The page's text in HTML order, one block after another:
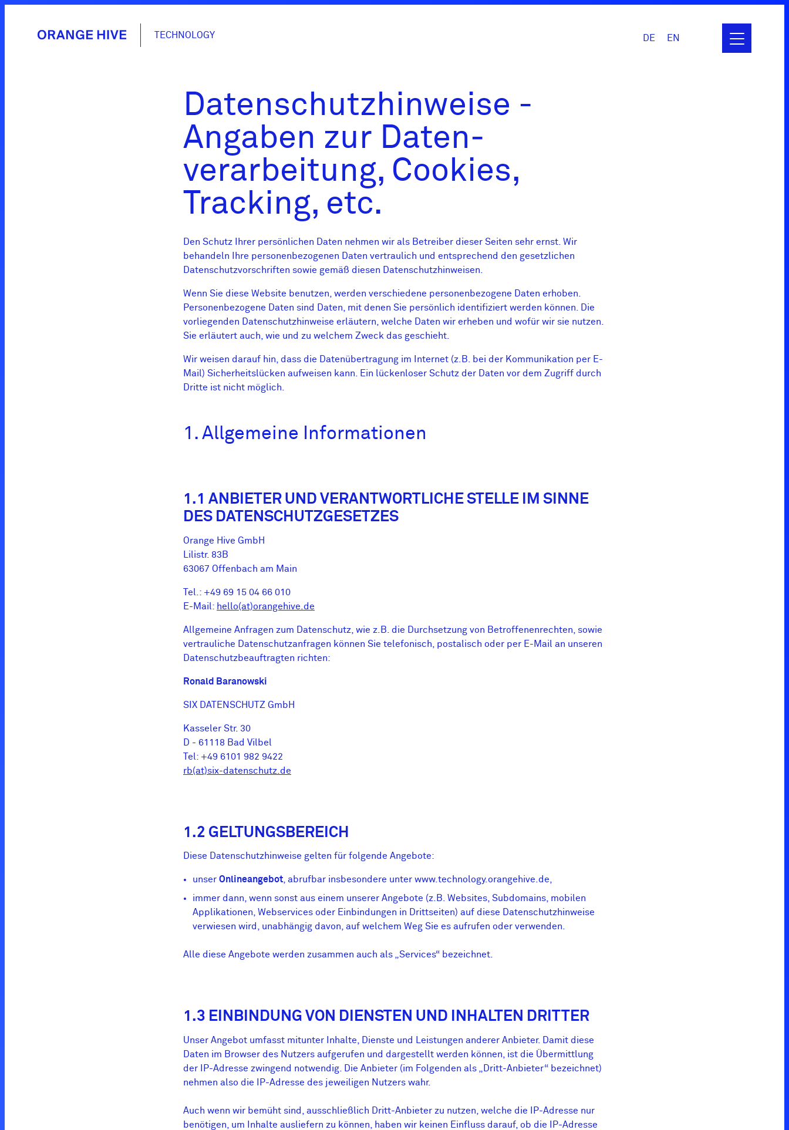
TECHNOLOGY DE EN
Hauptmenü
betätigen
Daten­schutz­hinweise -
Angaben zur Daten­
verarbeitung, Cookies,
Tracking, etc.
Den Schutz Ihrer persönlichen Daten nehmen wir als Betreiber dieser Seiten sehr ernst. Wir
behandeln Ihre personenbezogenen Daten vertraulich und entsprechend den gesetzlichen
Datenschutzvorschriften sowie gemäß diesen Datenschutzhinweisen.
Wenn Sie diese Website benutzen, werden verschiedene personenbezogene Daten erhoben.
Personenbezogene Daten sind Daten, mit denen Sie persönlich identifiziert werden können. Die
vorliegenden Datenschutzhinweise erläutern, welche Daten wir erheben und wofür wir sie nutzen.
Sie erläutert auch, wie und zu welchem Zweck das geschieht.
Wir weisen darauf hin, dass die Datenübertragung im Internet (z.B. bei der Kommunikation per E-
Mail) Sicherheitslücken aufweisen kann. Ein lückenloser Schutz der Daten vor dem Zugriff durch
Dritte ist nicht möglich.
1. Allgemeine Informationen
1.1 ANBIETER UND VERANTWORTLICHE STELLE IM SINNE
DES DATENSCHUTZGESETZES
Orange Hive GmbH
Lilistr. 83B
63067 Offenbach am Main
Tel.: +49 69 15 04 66 010
E-Mail: hello(at)orangehive.de
Allgemeine Anfragen zum Datenschutz, wie z.B. die Durchsetzung von Betroffenenrechten, sowie
vertrauliche Datenschutzanfragen können Sie telefonisch, postalisch oder per E-Mail an unseren
Datenschutzbeauftragten richten:
Ronald Baranowski
SIX DATENSCHUTZ GmbH
Kasseler Str. 30
D - 61118 Bad Vilbel
Tel: +49 6101 982 9422
rb(at)six-datenschutz.de
1.2 GELTUNGSBEREICH
Diese Datenschutzhinweise gelten für folgende Angebote:
unser Onlineangebot, abrufbar insbesondere unter www.technology.orangehive.de,
immer dann, wenn sonst aus einem unserer Angebote (z.B. Websites, Subdomains, mobilen
Applikationen, Webservices oder Einbindungen in Drittseiten) auf diese Datenschutzhinweise
verwiesen wird, unabhängig davon, auf welchem Weg Sie es aufrufen oder verwenden.
Alle diese Angebote werden zusammen auch als „Services“ bezeichnet.
1.3 EINBINDUNG VON DIENSTEN UND INHALTEN DRITTER
Unser Angebot umfasst mitunter Inhalte, Dienste und Leistungen anderer Anbieter. Damit diese
Daten im Browser des Nutzers aufgerufen und dargestellt werden können, ist die Übermittlung
der IP-Adresse zwingend notwendig. Die Anbieter (im Folgenden als „Dritt-Anbieter“ bezeichnet)
nehmen also die IP-Adresse des jeweiligen Nutzers wahr.
Auch wenn wir bemüht sind, ausschließlich Dritt-Anbieter zu nutzen, welche die IP-Adresse nur
benötigen, um Inhalte ausliefern zu können, haben wir keinen Einfluss darauf, ob die IP-Adresse